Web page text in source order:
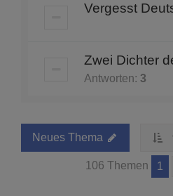
Vergesst
Zwei Dichter
Antworten: 3
Neues Thema
106 Themen 1